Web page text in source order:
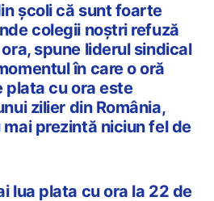
școli că sunt foarte
colegii noștri refuză
spune liderul sindical
în care o oră
plata cu ora este
zilier din România,
prezintă niciun fel de
lua plata cu ora la 22 de